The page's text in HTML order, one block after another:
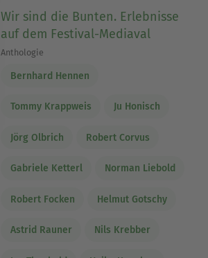
Wir sind die Bunten. Erlebnisse
auf dem Festival-Mediaval
Anthologie
Bernhard Hennen
Tommy Krappweis Ju Honisch
Jörg Olbrich Robert Corvus
Gabriele Ketterl Norman Liebold
Robert Focken Helmut Gotschy
Astrid Rauner Nils Krebber